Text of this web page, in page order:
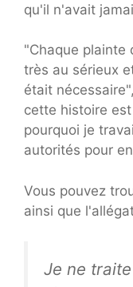
qu'il n'avait
"Chaque plainte
très au sérieux
était
cette histoire
pourquoi je
autorités pour
Vous pouvez
ainsi que
Je ne